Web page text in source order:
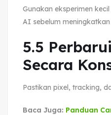
Gunakan eksperimen
AI sebelum
5.5
Secara
Pastikan pixel, tracking,
Baca Juga: Panduan